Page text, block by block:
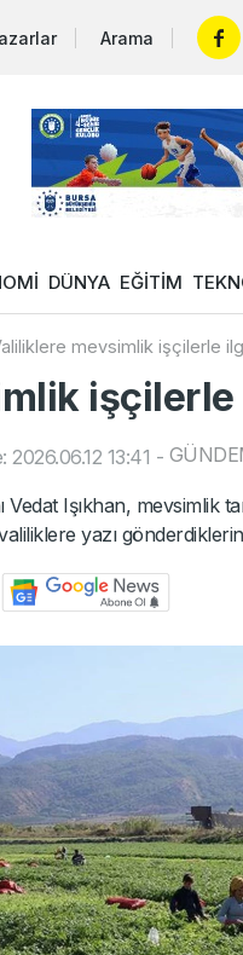
Arama
DÜNYA EĞİTİM
mevsimlik işçilerle
13:41 -
Işıkhan, mevsimlik
yazı